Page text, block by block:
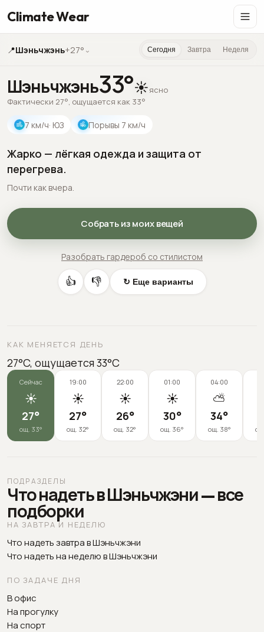
Climate Wear
📍Шэньчжэнь+27° ⌄ Сегодня Завтра Неделя
Шэньчжэнь33°☀️ясно
Фактически 27°, ощущается как 33°
7 км/ч· ЮЗ Порывы 7 км/ч
Жарко — лёгкая одежда и защита от
перегрева.
Почти как вчера.
Собрать из моих вещей
Разобрать гардероб со стилистом
👍 👎 ↻ Еще варианты
КАК МЕНЯЕТСЯ ДЕНЬ
27°C, ощущается 33°C
Сейчас
☀️
27°
ощ. 33°
19:00
☀️
27°
ощ. 32°
22:00
☀️
26°
ощ. 32°
01:00
☀️
30°
ощ. 36°
04:00
⛅
34°
ощ. 38°
ПОДРАЗДЕЛЫ
Что надеть в Шэньчжэни — все
подборки
НА ЗАВТРА И НЕДЕЛЮ
Что надеть завтра в Шэньчжэни
Что надеть на неделю в Шэньчжэни
ПО ЗАДАЧЕ ДНЯ
В офис
На прогулку
На спорт